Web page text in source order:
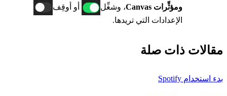
ومؤثِّرات Canvas
، وشغِّل
أو أوقِف
الإعدادات التي تريدها.
مقالات ذات صلة
بدء استخدام Spotify